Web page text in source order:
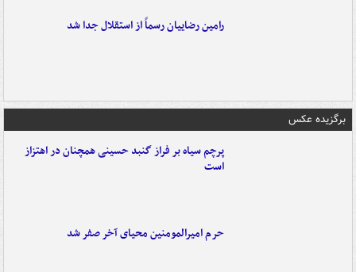
رامین رضاییان رسماً از استقلال جدا شد
برگزیده عکس
پرچم سیاه بر فراز گنبد حسینی همچنان در اهتزاز
است
حرم امیرالمومنین محیای آخر صفر شد